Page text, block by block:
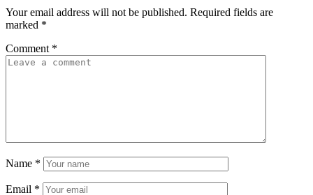
Your email address will not be published. Required fields are
marked *
Comment *
Name *
Email *